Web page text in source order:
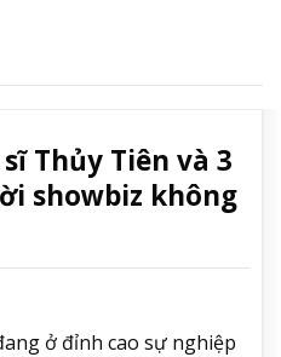
Thủy Tiên và 3
showbiz không
ở đỉnh cao sự nghiệp